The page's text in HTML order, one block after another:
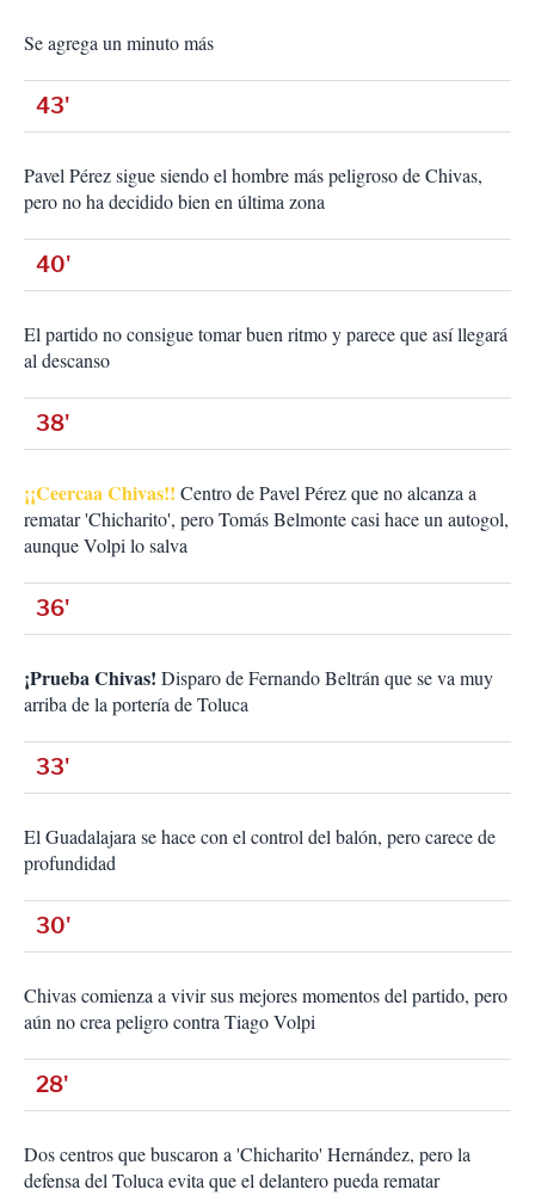
Se agrega un minuto más
43'
Pavel Pérez sigue siendo el hombre más peligroso de Chivas,
pero no ha decidido bien en última zona
40'
El partido no consigue tomar buen ritmo y parece que así llegará
al descanso
38'
¡¡Ceercaa Chivas!! Centro de Pavel Pérez que no alcanza a
rematar 'Chicharito', pero Tomás Belmonte casi hace un autogol,
aunque Volpi lo salva
36'
¡Prueba Chivas! Disparo de Fernando Beltrán que se va muy
arriba de la portería de Toluca
33'
El Guadalajara se hace con el control del balón, pero carece de
profundidad
30'
Chivas comienza a vivir sus mejores momentos del partido, pero
aún no crea peligro contra Tiago Volpi
28'
Dos centros que buscaron a 'Chicharito' Hernández, pero la
defensa del Toluca evita que el delantero pueda rematar